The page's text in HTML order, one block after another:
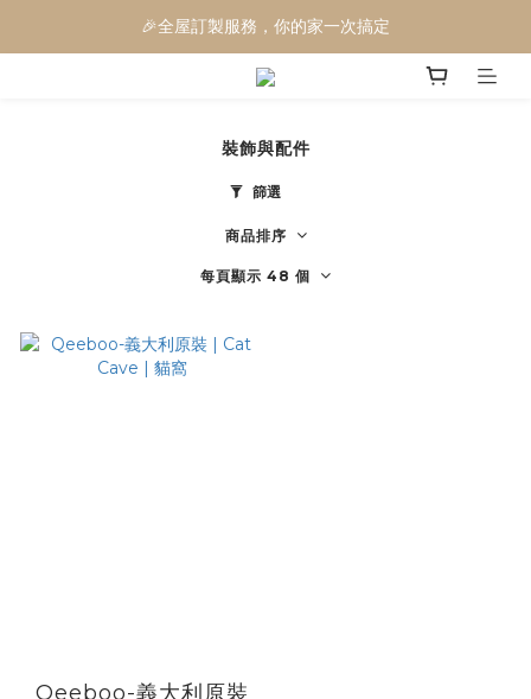
🎉電動沙發三萬有找
🎉全屋訂製服務，你的家一次搞定
🎉電動沙發三萬有找
裝飾與配件
篩選
商品排序
每頁顯示 48 個
Qeeboo-義大利原裝